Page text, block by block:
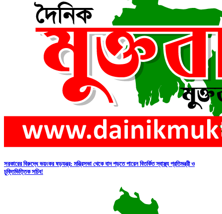
সরকারের বিরুদ্ধে ভয়ংকর ষড়যন্ত্র: মন্ত্রিসভা থেকে বাদ পড়তে পারেন বিতর্কিত স্বাস্থ্য প্রতিমন্ত্রী ও
চুক্তিভিত্তিক সচিব!